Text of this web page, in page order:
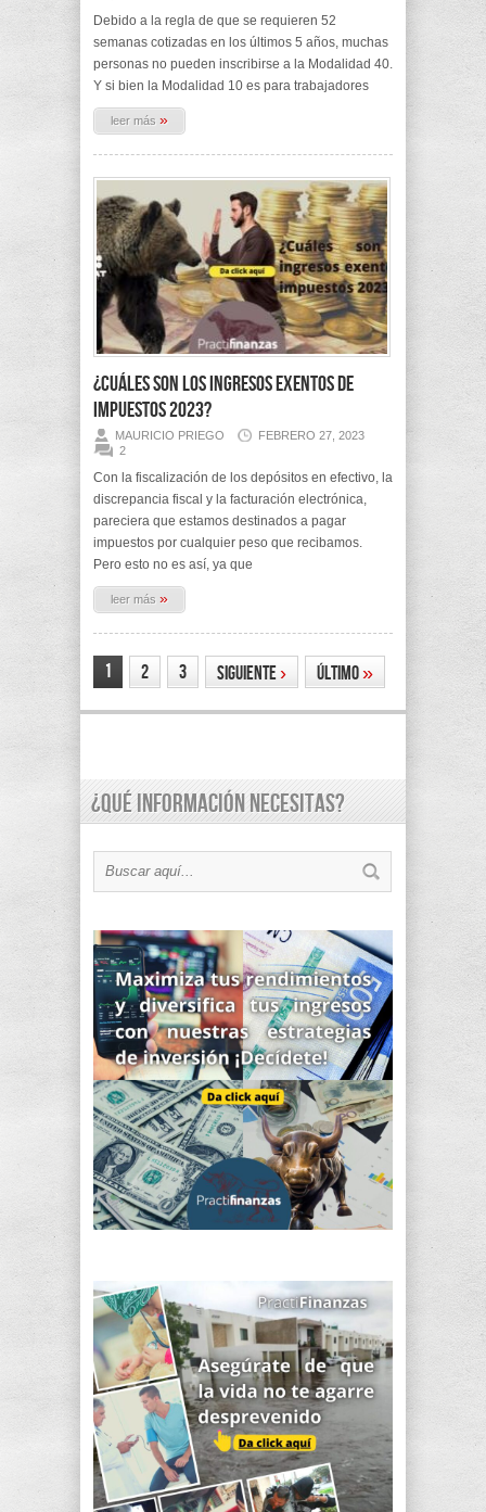
Debido a la regla de que se requieren 52
semanas cotizadas en los últimos 5 años, muchas
personas no pueden inscribirse a la Modalidad 40.
Y si bien la Modalidad 10 es para trabajadores
leer más »
¿Cuáles son los ingresos exentos de
impuestos 2023?
MAURICIO PRIEGO
FEBRERO 27, 2023
2
Con la fiscalización de los depósitos en efectivo, la
discrepancia fiscal y la facturación electrónica,
pareciera que estamos destinados a pagar
impuestos por cualquier peso que recibamos.
Pero esto no es así, ya que
leer más »
1 2 3 Siguiente› último»
¿Qué información necesitas?